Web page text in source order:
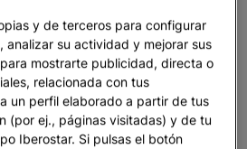
y de terceros para configurar
analizar su actividad y mejorar sus
mostrarte publicidad, directa o
relacionada con tus
un perfil elaborado a partir de tus
(por ej., páginas visitadas) y de tu
Iberostar. Si pulsas el botón